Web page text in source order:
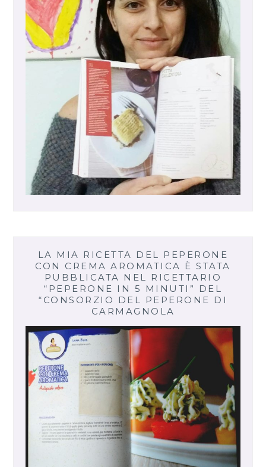
LA MIA RICETTA DEL PEPERONE
CON CREMA AROMATICA È STATA
PUBBLICATA NEL RICETTARIO
“PEPERONE IN 5 MINUTI” DEL
“CONSORZIO DEL PEPERONE DI
CARMAGNOLA